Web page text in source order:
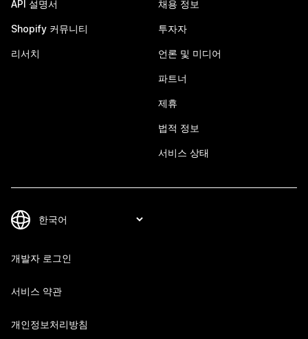
API 설명서
Shopify 커뮤니티
리서치
채용 정보
투자자
언론 및 미디어
파트너
제휴
법적 정보
서비스 상태
개발자 로그인
서비스 약관
개인정보처리방침